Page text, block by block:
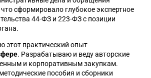
сформировало глубокое экспертное
44-ФЗ и 223-ФЗ с позиции
этот практический опыт
. Разрабатываю и веду авторские
и корпоративным закупкам.
пособия и сборники